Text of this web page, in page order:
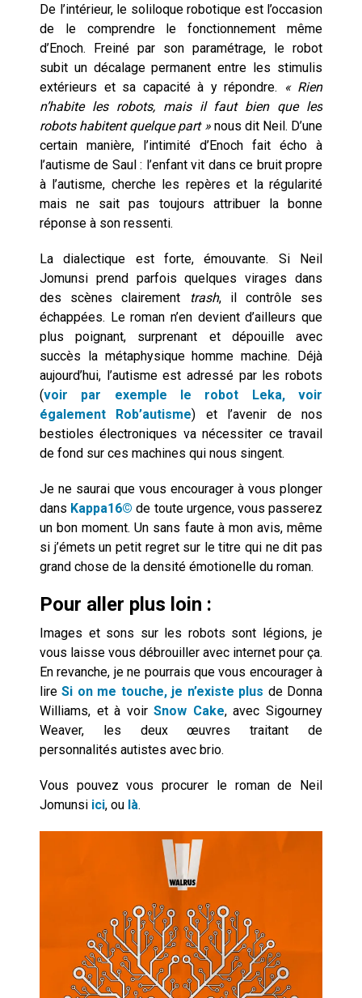
De l’intérieur, le soliloque robotique est l’occasion
de le comprendre le fonctionnement même
d’Enoch. Freiné par son paramétrage, le robot
subit un décalage permanent entre les stimulis
extérieurs et sa capacité à y répondre.
« Rien
n’habite les robots, mais il faut bien que les
robots habitent quelque part »nous dit Neil. D’une
certain manière, l’intimité d’Enoch fait écho à
l’autisme de Saul : l’enfant vit dans ce bruit propre
à l’autisme, cherche les repères et la régularité
mais ne sait pas toujours attribuer la bonne
réponse à son ressenti.
La dialectique est forte, émouvante. Si Neil
Jomunsi prend parfois quelques virages dans
des scènes clairement
trash, il contrôle ses
échappées. Le roman n’en devient d’ailleurs que
plus poignant, surprenant et dépouille avec
succès la métaphysique homme machine. Déjà
aujourd’hui, l’autisme est adressé par les robots
(voir par exemple le robot Leka,
voir
également Rob’autisme) et l’avenir de nos
bestioles électroniques va nécessiter ce travail
de fond sur ces machines qui nous singent.
Je ne saurai que vous encourager à vous plonger
dans Kappa16© de toute urgence, vous passerez
un bon moment. Un sans faute à mon avis, même
si j’émets un petit regret sur le titre qui ne dit pas
grand chose de la densité émotionelle du roman.
Pour aller plus loin :
Images et sons sur les robots sont légions, je
vous laisse vous débrouiller avec internet pour ça.
En revanche, je ne pourrais que vous encourager à
lireSi on me touche, je n’existe plus de Donna
Williams, et à voirSnow Cake, avec Sigourney
Weaver, les deux œuvres traitant de
personnalités autistes avec brio.
Vous pouvez vous procurer le roman de Neil
Jomunsi ici, ou là.